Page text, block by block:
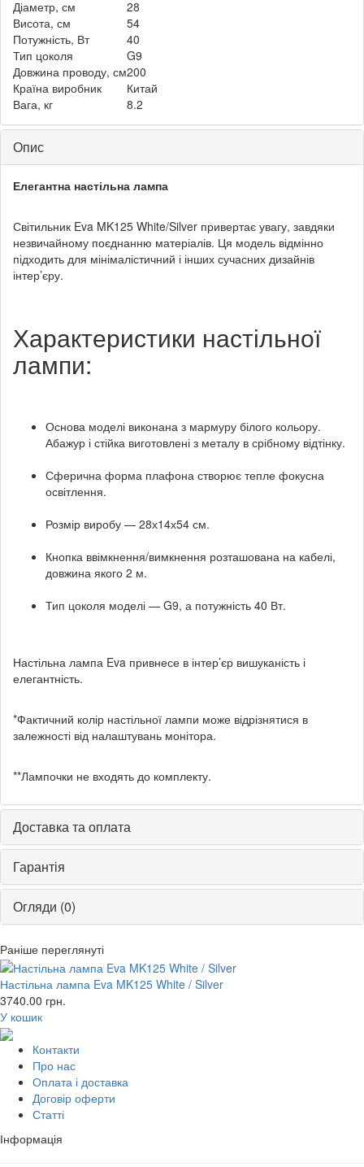
Діаметр, см
28
Висота, см
54
Потужність, Вт
40
Тип цоколя
G9
Довжина проводу, см200
Країна виробник
Китай
Вага, кг
8.2
Опис
Елегантна настільна лампа
Світильник Eva MK125 White/Silver привертає увагу, завдяки
незвичайному поєднанню матеріалів. Ця модель відмінно
підходить для мінімалістичний і інших сучасних дизайнів
інтер’єру.
Характеристики настільної
лампи:
Основа моделі виконана з мармуру білого кольору.
Абажур і стійка виготовлені з металу в срібному відтінку.
Сферична форма плафона створює тепле фокусна
освітлення.
Розмір виробу — 28х14х54 см.
Кнопка ввімкнення/вимкнення розташована на кабелі,
довжина якого 2 м.
Тип цоколя моделі — G9, а потужність 40 Вт.
Настільна лампа Eva привнесе в інтер’єр вишуканість і
елегантність.
*Фактичний колір настільної лампи може відрізнятися в
залежності від налаштувань монітора.
**Лампочки не входять до комплекту.
Доставка та оплата
Гарантія
Огляди (0)
Раніше переглянуті
Настільна лампа Eva MK125 White / Silver
3740.00 грн.
У кошик
Контакти
Про нас
Оплата і доставка
Договір оферти
Статті
Інформація